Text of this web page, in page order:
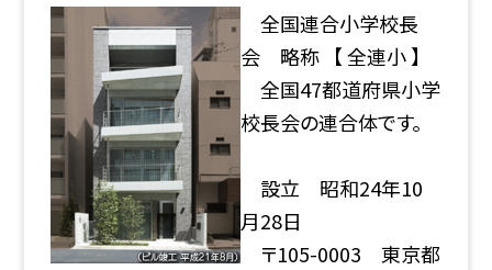
全国連合小学校長
会 略称 【 全連小 】
全国47都道府県小学
校長会の連合体です。
設立 昭和24年10
月28日
〒105-0003 東京都